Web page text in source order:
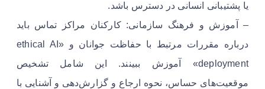
یا پشتیبانی انسانی در دسترس باشد.
– آموزش و فرهنگ سازمانی: کارکنان مراکز تماس باید
درباره مقررات مرتبط با حفاظت جوانان و «ethical AI
deployment» آموزش ببینند. این شامل تشخیص
موقعیت‌های حساس، نحوه ارجاع و گزارش‌دهی و آشنایی با